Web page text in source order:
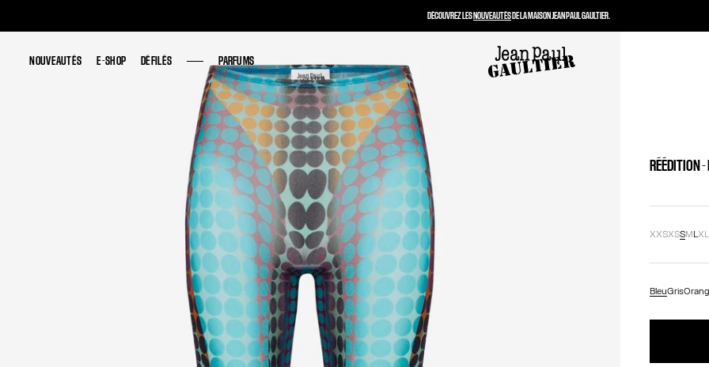
NOUVEAUTÉS E-SHOP DÉFILÉS PARFUMS
NOUVEAUTÉS E-SHOP DÉFILÉS PARFUMS
RÉÉDITION
XXSXSSMLXL
BleuGris
DÉCOUVREZ LESNOUVEAUTÉSDE LA MAISON JEAN PAUL GAULTIER.